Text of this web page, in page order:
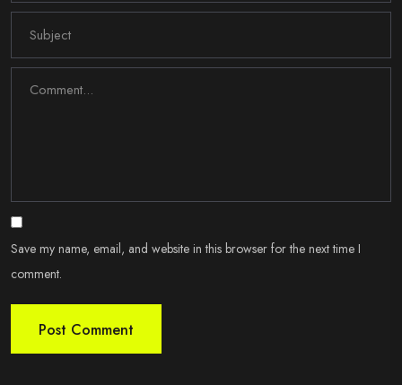
Save my name, email, and website in this browser for the next time I
comment.